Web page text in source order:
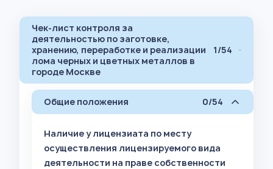
Чек-лист контроля за
деятельностью по заготовке,
хранению, переработке и реализации
лома черных и цветных металлов в
городе Москве
1/54
Общие положения 0/54
Наличие у лицензиата по месту
осуществления лицензируемого вида
деятельности на праве собственности